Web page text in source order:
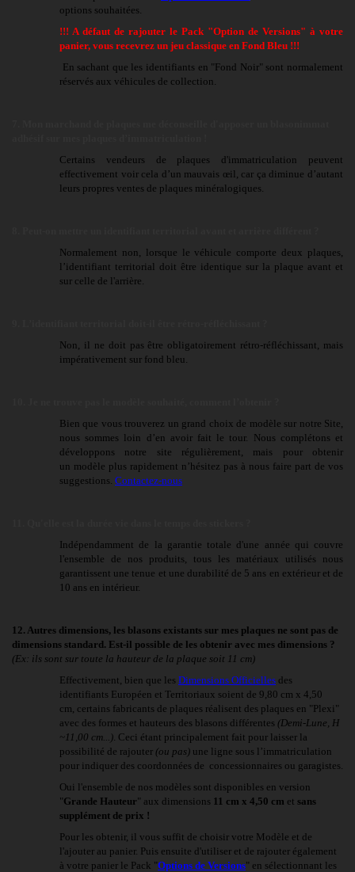
options souhaitées.
!!! A défaut de rajouter le Pack "Option de Versions" à votre
panier, vous recevrez un jeu classique en Fond Bleu !!!
En sachant que les identifiants en "Fond Noir" sont normalement
réservés aux véhicules de collection.
Certains vendeurs de plaques d'immatriculation peuvent
effectivement voir cela d’un mauvais œil, car ça diminue d’autant
leurs propres ventes de plaques minéralogiques.
Normalement non, lorsque le véhicule comporte deux plaques,
l’identifiant territorial doit être identique sur la plaque avant et
sur celle de l'arrière.
Non, il ne doit pas être obligatoirement rétro-réfléchissant, mais
impérativement sur fond bleu.
Bien que vous trouverez un grand choix de modèle sur notre Site,
nous sommes loin d’en avoir fait le tour. Nous complétons et
développons notre site régulièrement, mais pour obtenir
un modèle plus rapidement n’hésitez pas à nous faire part de vos
suggestions. Contactez-nous
Indépendamment de la garantie totale d'une année qui couvre
l'ensemble de nos produits, tous les matériaux utilisés nous
garantissent une tenue et une durabilité de 5 ans en extérieur et de
10 ans en intérieur.
12. Autres dimensions, les blasons existants sur mes plaques ne sont pas de
dimensions standard. Est-il possible de les obtenir avec mes dimensions ?
(Ex: ils sont sur toute la hauteur de la plaque soit 11 cm)
Effectivement, bien que les Dimensions Officielles des
identifiants Européen et Territoriaux soient de 9,80 cm x 4,50
cm, certains fabricants de plaques réalisent des plaques en "Plexi"
avec des formes et hauteurs des blasons différentes (Demi-Lune, H
~11,00 cm...). Ceci étant principalement fait pour laisser la
possibilité de rajouter (ou pas) une ligne sous l’immatriculation
pour indiquer des coordonnées de concessionnaires ou garagistes.
Oui l'ensemble de nos modèles sont disponibles en version
"Grande Hauteur" aux dimensions 11 cm x 4,50 cm et sans
supplément de prix !
Pour les obtenir, il vous suffit de choisir votre Modèle et de
l'ajouter au panier. Puis ensuite d'utiliser et de rajouter également
à votre panier le Pack "Options de Versions" en sélectionnant les